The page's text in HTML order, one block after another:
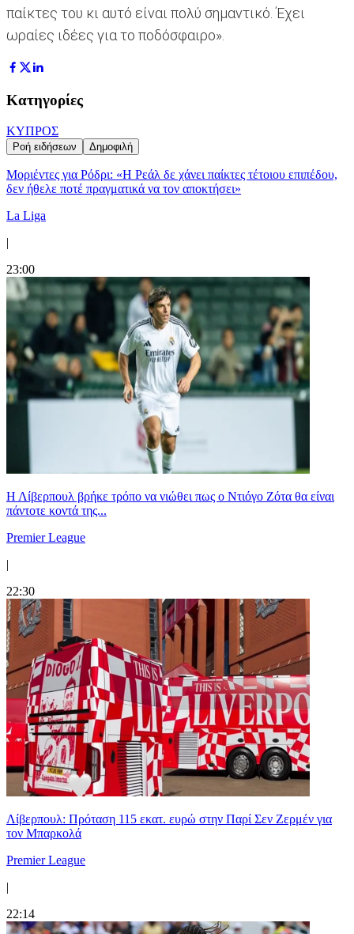
παίκτες του κι αυτό είναι πολύ σημαντικό. Έχει
ωραίες ιδέες για το ποδόσφαιρο».
Κατηγορίες
ΚΥΠΡΟΣ
Ροή ειδήσεων Δημοφιλή
Μοριέντες για Ρόδρι: «Η Ρεάλ δε χάνει παίκτες τέτοιου επιπέδου,
δεν ήθελε ποτέ πραγματικά να τον αποκτήσει»
La Liga
|
23:00
Η Λίβερπουλ βρήκε τρόπο να νιώθει πως ο Ντιόγο Ζότα θα είναι
πάντοτε κοντά της...
Premier League
|
22:30
Λίβερπουλ: Πρόταση 115 εκατ. ευρώ στην Παρί Σεν Ζερμέν για
τον Μπαρκολά
Premier League
|
22:14